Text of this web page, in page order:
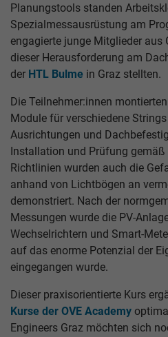
Planungstools standen
Spezialmessausrüstung am
engagierte junge Mitglieder aus
dieser Herausforderung am
der HTL Bulme in Graz stellten.
Die Teilnehmer:innen
Module für verschiedene
Ausrichtungen und
Installation und Prüfung
Richtlinien wurden auch die
anhand von Lichtbögen an
demonstriert. Nach der
Messungen wurde die PV-
Wechselrichtern und Smart-
auf das enorme Potenzial der
eingegangen wurde.
Dieser praxisorientierte Kurs
Kurse der OVE Academy
Engineers Graz möchten sich